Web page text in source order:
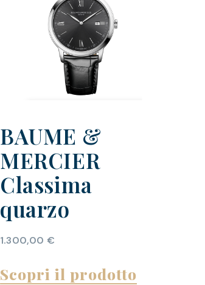
BAUME &
MERCIER
Classima
quarzo
1.300,00 €
Scopri il prodotto